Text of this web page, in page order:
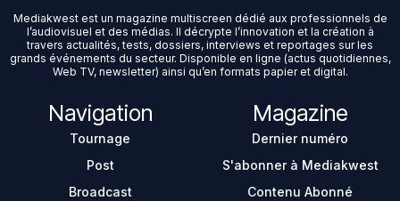
Mediakwest est un magazine multiscreen dédié aux professionnels de
l’audiovisuel et des médias. Il décrypte l’innovation et la création à
travers actualités, tests, dossiers, interviews et reportages sur les
grands événements du secteur. Disponible en ligne (actus quotidiennes,
Web TV, newsletter) ainsi qu’en formats papier et digital.
Navigation
Tournage
Post
Broadcast
Magazine
Dernier numéro
S'abonner à Mediakwest
Contenu Abonné